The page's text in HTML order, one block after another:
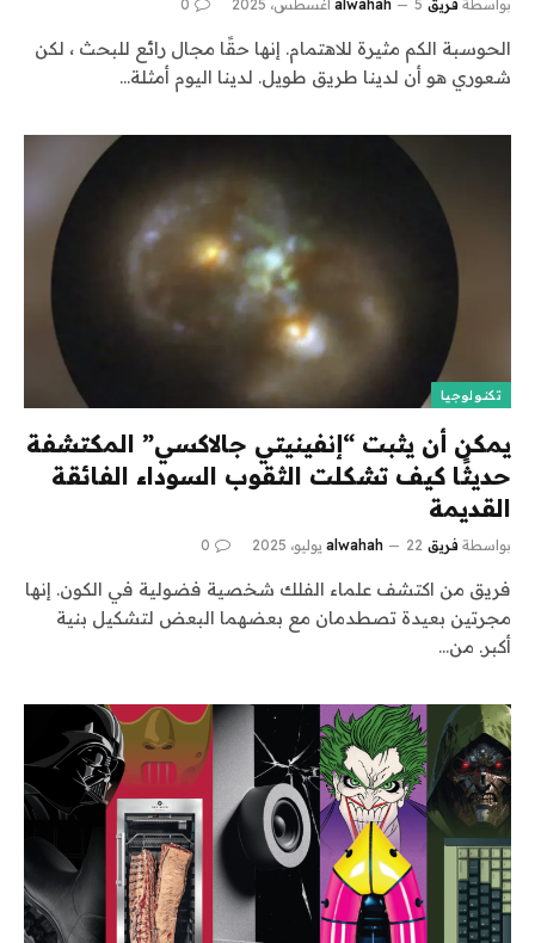
بواسطة فريق alwahah 5 أغسطس، 2025 0
الحوسبة الكم مثيرة للاهتمام. إنها حقًا مجال رائع للبحث ، لكن
شعوري هو أن لدينا طريق طويل. لدينا اليوم أمثلة…
تكنولوجيا
يمكن أن يثبت “إنفينيتي جالاكسي” المكتشفة
حديثًا كيف تشكلت الثقوب السوداء الفائقة
القديمة
بواسطة فريق alwahah 22 يوليو، 2025 0
فريق من اكتشف علماء الفلك شخصية فضولية في الكون. إنها
مجرتين بعيدة تصطدمان مع بعضهما البعض لتشكيل بنية
أكبر. من…